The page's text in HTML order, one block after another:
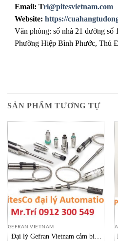
Email: Tri@pitesvietnam.com
Website: https://
Văn phòng: số nhà 21 đường số
Phường Hiệp Bình Phước, Thủ
SẢN PHẨM TƯƠNG TỰ
GEFRAN VIETNAM
Đại lý Gefran Vietnam cảm biến